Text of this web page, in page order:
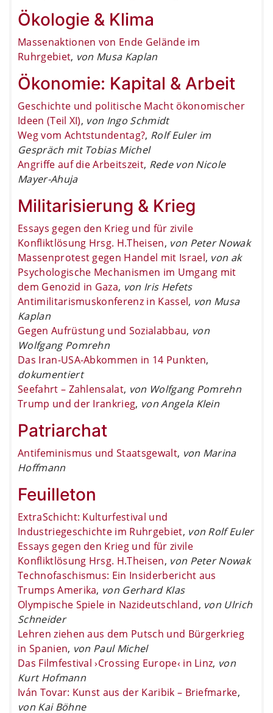
Ökologie & Klima
Massenaktionen von Ende Gelände im
Ruhrgebiet, von Musa Kaplan
Ökonomie: Kapital & Arbeit
Geschichte und politische Macht ökonomischer
Ideen (Teil XI), von Ingo Schmidt
Weg vom Achtstundentag?, Rolf Euler im
Gespräch mit Tobias Michel
Angriffe auf die Arbeitszeit, Rede von Nicole
Mayer-Ahuja
Militarisierung & Krieg
Essays gegen den Krieg und für zivile
Konfliktlösung Hrsg. H.Theisen, von Peter Nowak
Massenprotest gegen Handel mit Israel, von ak
Psychologische Mechanismen im Umgang mit
dem Genozid in Gaza, von Iris Hefets
Antimilitarismuskonferenz in Kassel, von Musa
Kaplan
Gegen Aufrüstung und Sozialabbau, von
Wolfgang Pomrehn
Das Iran-USA-Abkommen in 14 Punkten,
dokumentiert
Seefahrt – Zahlensalat, von Wolfgang Pomrehn
Trump und der Irankrieg, von Angela Klein
Patriarchat
Antifeminismus und Staatsgewalt, von Marina
Hoffmann
Feuilleton
ExtraSchicht: Kulturfestival und
Industriegeschichte im Ruhrgebiet, von Rolf Euler
Essays gegen den Krieg und für zivile
Konfliktlösung Hrsg. H.Theisen, von Peter Nowak
Technofaschismus: Ein Insiderbericht aus
Trumps Amerika, von Gerhard Klas
Olympische Spiele in Nazideutschland, von Ulrich
Schneider
Lehren ziehen aus dem Putsch und Bürgerkrieg
in Spanien, von Paul Michel
Das Filmfestival ›Crossing Europe‹ in Linz, von
Kurt Hofmann
Iván Tovar: Kunst aus der Karibik – Briefmarke,
von Kai Böhne